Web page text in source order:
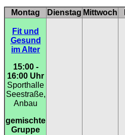
Montag Dienstag Mittwoch
Fit und
Gesund
im Alter
15:00 -
16:00 Uhr
Sporthalle
Seestraße,
Anbau
gemischte
Gruppe